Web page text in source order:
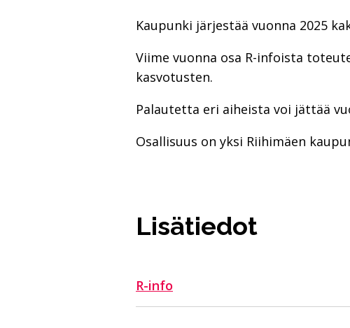
Kaupunki järjestää vuonna 2025
Viime vuonna osa R-infoista
kasvotusten.
Palautetta eri aiheista voi jättää
Osallisuus on yksi Riihimäen
Lisätiedot
R-info